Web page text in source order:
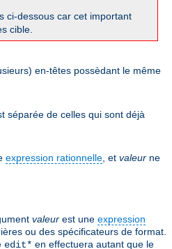
ci-dessous car cet important
cible.
en-têtes possèdant le même
séparée de celles qui sont déjà
expression rationnelle , et valeur ne
valeur est une expression
ou des spécificateurs de format.
edit* en effectuera autant que le